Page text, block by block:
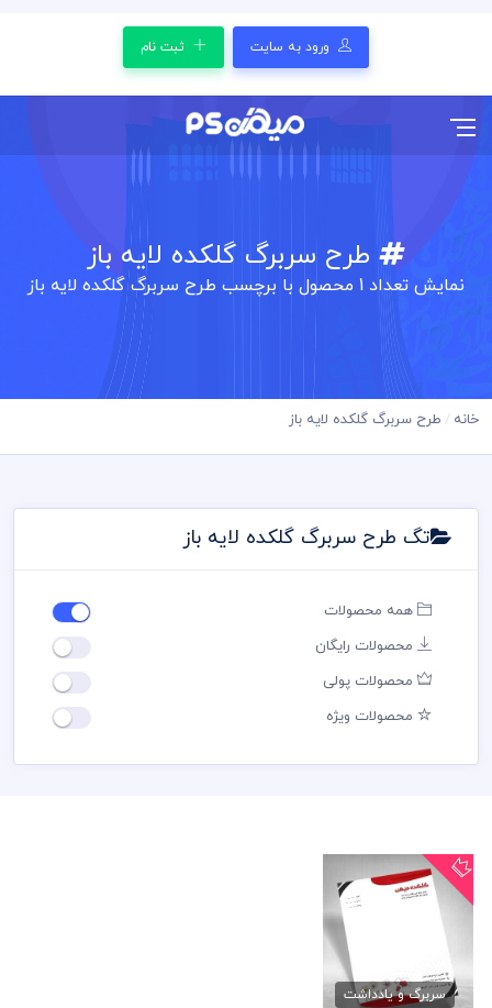
ورود به سایت ثبت نام
طرح سربرگ گلکده لایه باز
نمایش تعداد 1 محصول با برچسب طرح سربرگ گلکده لایه باز
خانه طرح سربرگ گلکده لایه باز
تگ طرح سربرگ گلکده لایه باز
همه محصولات
محصولات رایگان
محصولات پولی
محصولات ویژه
فروشی
79,000 تومان
سربرگ و یادداشت